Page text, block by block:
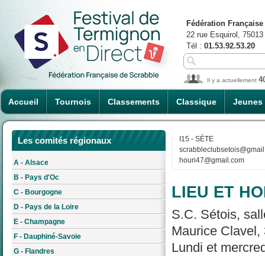
Accueil Tournois Classements Classique Jeunes
Fédération
22 rue Esquirol,
Tél : 01.53.92.53.20
Il y a actuellement
Les comités régionaux
A - Alsace
B - Pays d'Oc
C - Bourgogne
D - Pays de la Loire
E - Champagne
F - Dauphiné-Savoie
G - Flandres
I15 - SÈTE
houri47@gmail.com
LIEU ET
S.C. Sétois,
Maurice Clavel,
Lundi et